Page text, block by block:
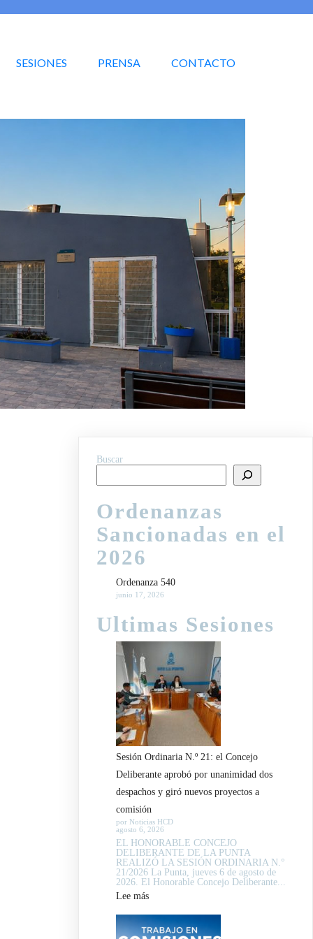
SESIONES PRENSA CONTACTO
Buscar
Ordenanzas
Sancionadas en el
2026
Ordenanza 540
junio 17, 2026
Ultimas Sesiones
Sesión Ordinaria N.º 21: el Concejo
Deliberante aprobó por unanimidad dos
despachos y giró nuevos proyectos a
comisión
por Noticias HCD
agosto 6, 2026
EL HONORABLE CONCEJO
DELIBERANTE DE LA PUNTA
REALIZÓ LA SESIÓN ORDINARIA N.°
21/2026 La Punta, jueves 6 de agosto de
2026. El Honorable Concejo Deliberante...
Lee más:
Sesión
Ordinaria